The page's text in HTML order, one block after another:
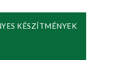
KÉSZÍTMÉNYEK